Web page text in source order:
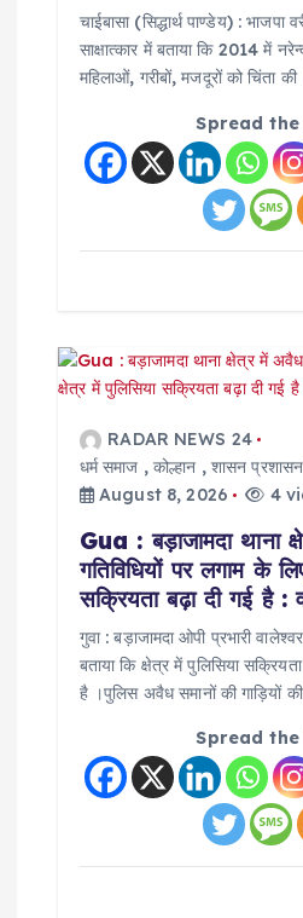
चाईबासा (सिद्धार्थ पाण्डेय) : भाजपा
साक्षात्कार में बताया कि 2014 में
महिलाओं, गरीबों, मजदूरों को चिंता
Spread
RADAR NEWS 24
धर्म समाज ,कोल्हान , शासन प्रशासन
August 8, 2026
4
Gua : बड़ाजामदा थाना
गतिविधियों पर लगाम के
सक्रियता बढ़ा दी गई है :
गुवा : बड़ाजामदा ओपी प्रभारी
बताया कि क्षेत्र में पुलिसिया
है ।पुलिस अवैध समानों की गाड़ियों
Spread